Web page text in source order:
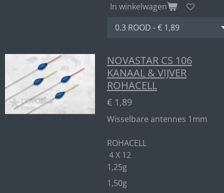
In winkelwagen
NOVASTAR CS 106
KANAAL & VIJVER
ROHACELL
€ 1,89
Wisselbare antennes 1mm
ROHACELL
4 X 12
1,25g
1,50g